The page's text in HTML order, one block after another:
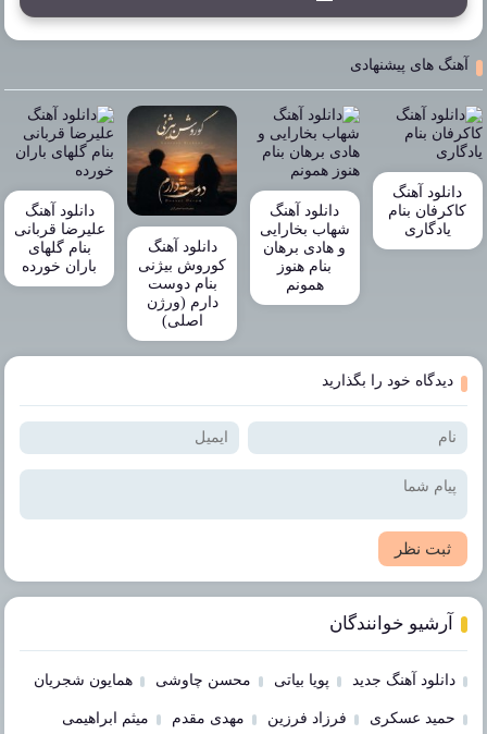
آهنگ های پیشنهادی
دانلود آهنگ
کاکرفان بنام
یادگاری
دانلود آهنگ
شهاب بخارایی
و هادی برهان
بنام هنوز
همونم
دانلود آهنگ
کوروش بیژنی
بنام دوست
دارم (ورژن
اصلی)
دانلود آهنگ
علیرضا قربانی
بنام گلهای
باران خورده
دیدگاه خود را بگذارید
ثبت نظر
آرشیو خوانندگان
دانلود آهنگ جدید پویا بیاتی محسن چاوشی همایون شجریان
حمید عسکری فرزاد فرزین مهدی مقدم میثم ابراهیمی